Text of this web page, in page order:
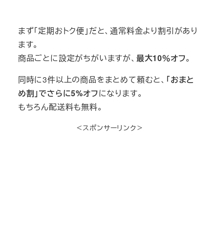
まず「定期おトク便」だと、通常料金より割引があり
ます。
商品ごとに設定がちがいますが、 最大10％オフ。
同時に3件以上の商品をまとめて頼むと、 「おまと
め割」でさらに5%オフになります。
もちろん配送料も無料。
＜スポンサーリンク＞